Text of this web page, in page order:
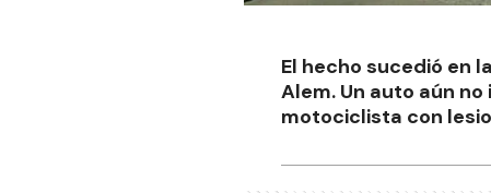
El hecho sucedió en
Alem. Un auto aún
motociclista con